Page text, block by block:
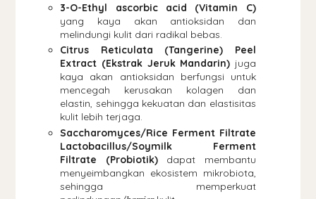
3-O-Ethyl ascorbic acid (Vitamin C)
yang kaya akan antioksidan dan
melindungi kulit dari radikal bebas.
Citrus Reticulata (Tangerine) Peel
Extract (Ekstrak Jeruk Mandarin) juga
kaya akan antioksidan berfungsi untuk
mencegah kerusakan kolagen dan
elastin, sehingga kekuatan dan elastisitas
kulit lebih terjaga.
Saccharomyces/Rice Ferment Filtrate
Lactobacillus/Soymilk Ferment
Filtrate (Probiotik)dapat membantu
menyeimbangkan ekosistem mikrobiota,
sehingga memperkuat